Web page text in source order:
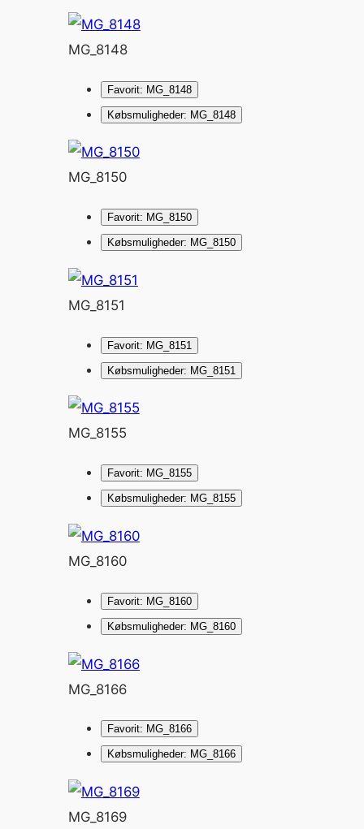
MG_8148
Favorit: MG_8148
Købsmuligheder: MG_8148
MG_8150
Favorit: MG_8150
Købsmuligheder: MG_8150
MG_8151
Favorit: MG_8151
Købsmuligheder: MG_8151
MG_8155
Favorit: MG_8155
Købsmuligheder: MG_8155
MG_8160
Favorit: MG_8160
Købsmuligheder: MG_8160
MG_8166
Favorit: MG_8166
Købsmuligheder: MG_8166
MG_8169